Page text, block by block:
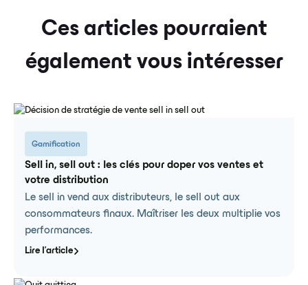
Ces articles pourraient
également vous intéresser
Gamification
Sell in, sell out : les clés pour doper vos ventes et
votre distribution
Le sell in vend aux distributeurs, le sell out aux
consommateurs finaux. Maîtriser les deux multiplie vos
performances.
Lire l'article